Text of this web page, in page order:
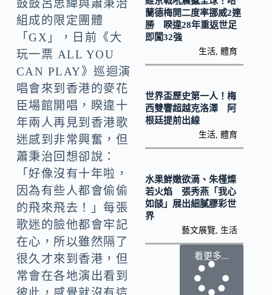
k
n
k
鼓鼓呂思緯與蕭秉治
組成的限定團體
「GX」，日前《大
玩一票 ALL YOU
CAN PLAY》巡迴演
唱會來到香港的麥花
臣場館開唱，睽違十
年兩人再見到香港歌
迷感到非常興奮，但
蕭秉治回想卻說：
「好像沒有十年啦，
因為有些人都會偷偷
的飛來飛去！」每張
歌迷的臉他都會牢記
在心，所以雖然隔了
很久才來到香港，但
常會在各地演出看到
蘭德梅開二度率挪威2連
勝 睽違28年重返世足
即闖32強
生活 ,體育
世界盃歷史第一人！梅
西雙響超越克洛澤 阿
根廷提前出線
生活 ,體育
水果鮮嫩欲滴、朱槿燦
若火焰 張秀燕「我心
如燄」展出細膩膠彩世
界
藝文展覽 生活
看更多...